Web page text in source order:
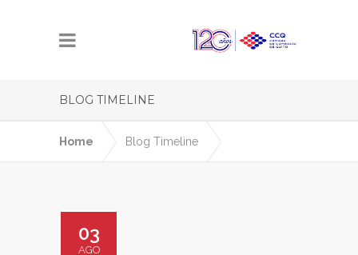
BLOG TIMELINE
Home Blog Timeline
03
AGO